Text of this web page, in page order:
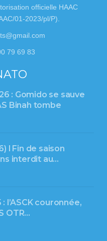
officielle HAAC
01-2023/pl/P).
79 69 83
: Gomido se sauve
Binah tombe
l Fin de saison
interdit au…
: l’ASCK couronnée,
OTR…